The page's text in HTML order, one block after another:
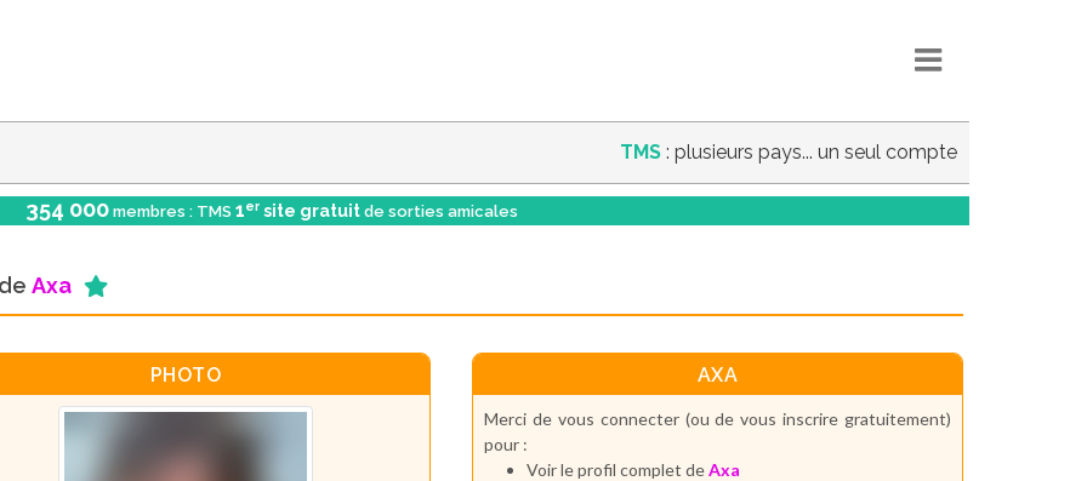
TMS : plusieurs pays... un seul compte
354 000 membres : TMS 1er site gratuit de sorties amicales
Axa
PHOTO AXA
Merci de vous connecter (ou de vous inscrire gratuitement)
pour :
Voir le profil complet deAxa